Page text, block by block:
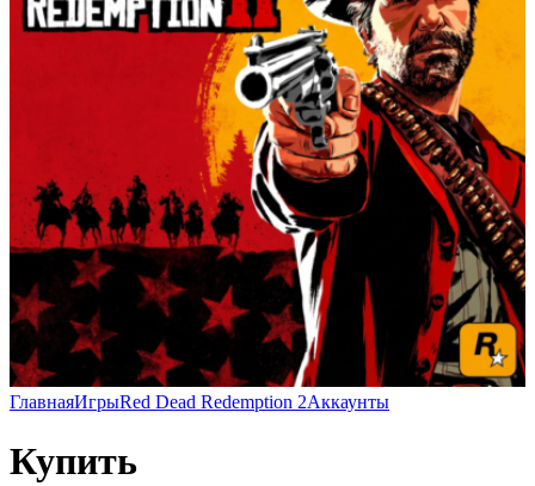
ГлавнаяИгрыRed Dead Redemption 2Аккаунты
Купить